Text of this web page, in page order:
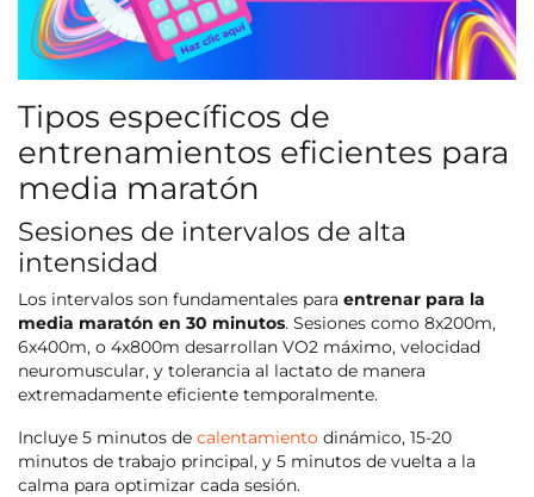
Tipos específicos de
entrenamientos eficientes para
media maratón
Sesiones de intervalos de alta
intensidad
Los intervalos son fundamentales para entrenar para la
media maratón en 30 minutos. Sesiones como 8x200m,
6x400m, o 4x800m desarrollan VO2 máximo, velocidad
neuromuscular, y tolerancia al lactato de manera
extremadamente eficiente temporalmente.
Incluye 5 minutos de calentamiento dinámico, 15-20
minutos de trabajo principal, y 5 minutos de vuelta a la
calma para optimizar cada sesión.